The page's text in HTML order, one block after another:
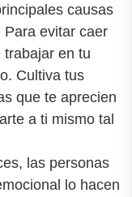
causas
evitar caer
en tu
Cultiva tus
que te aprecien
a ti mismo tal
las personas
lo hacen